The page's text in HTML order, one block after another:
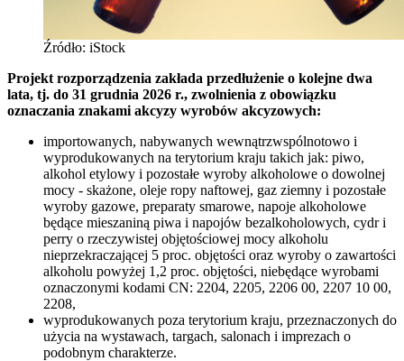
Źródło: iStock
Projekt rozporządzenia zakłada przedłużenie o kolejne dwa
lata, tj. do 31 grudnia 2026 r., zwolnienia z obowiązku
oznaczania znakami akcyzy wyrobów akcyzowych:
importowanych, nabywanych wewnątrzwspólnotowo i
wyprodukowanych na terytorium kraju takich jak: piwo,
alkohol etylowy i pozostałe wyroby alkoholowe o dowolnej
mocy - skażone, oleje ropy naftowej, gaz ziemny i pozostałe
wyroby gazowe, preparaty smarowe, napoje alkoholowe
będące mieszaniną piwa i napojów bezalkoholowych, cydr i
perry o rzeczywistej objętościowej mocy alkoholu
nieprzekraczającej 5 proc. objętości oraz wyroby o zawartości
alkoholu powyżej 1,2 proc. objętości, niebędące wyrobami
oznaczonymi kodami CN: 2204, 2205, 2206 00, 2207 10 00,
2208,
wyprodukowanych poza terytorium kraju, przeznaczonych do
użycia na wystawach, targach, salonach i imprezach o
podobnym charakterze.